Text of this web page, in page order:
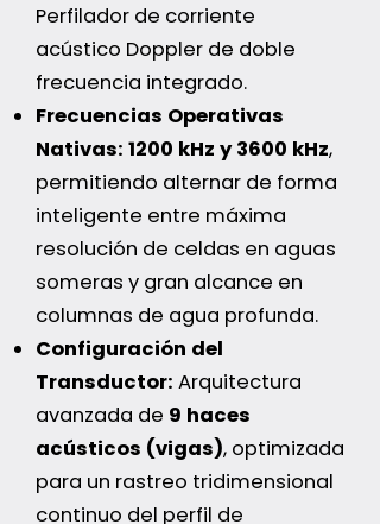
Perfilador de corriente
acústico Doppler de doble
frecuencia integrado.
Frecuencias Operativas
Nativas: 1200 kHz y 3600 kHz,
permitiendo alternar de forma
inteligente entre máxima
resolución de celdas en aguas
someras y gran alcance en
columnas de agua profunda.
Configuración del
Transductor: Arquitectura
avanzada de 9 haces
acústicos (vigas), optimizada
para un rastreo tridimensional
continuo del perfil de